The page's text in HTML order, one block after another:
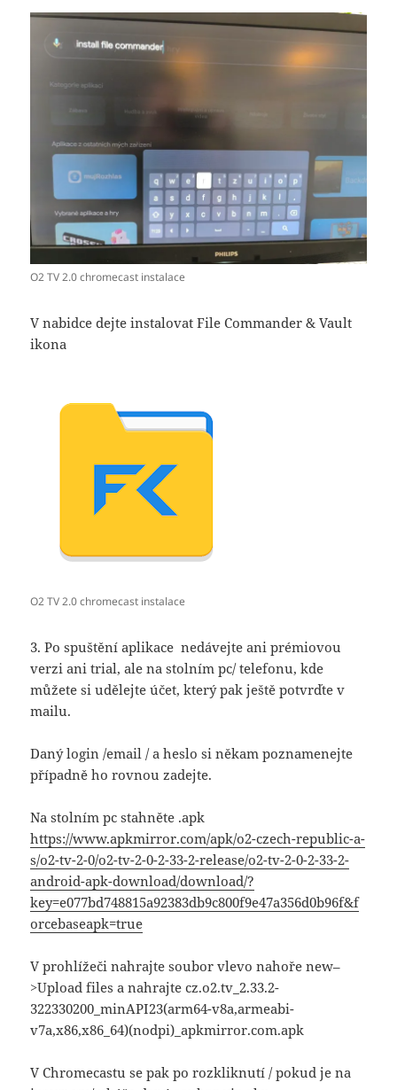
O2 TV 2.0 chromecast instalace
V nabidce dejte instalovat File Commander & Vault
ikona
O2 TV 2.0 chromecast instalace
3. Po spuštění aplikace nedávejte ani prémiovou
verzi ani trial, ale na stolním pc/ telefonu, kde
můžete si udělejte účet, který pak ještě potvrďte v
mailu.
Daný login /email / a heslo si někam poznamenejte
případně ho rovnou zadejte.
Na stolním pc stahněte .apk
https://www.apkmirror.com/apk/o2-czech-republic-a-
s/o2-tv-2-0/o2-tv-2-0-2-33-2-release/o2-tv-2-0-2-33-2-
android-apk-download/download/?
key=e077bd748815a92383db9c800f9e47a356d0b96f&f
orcebaseapk=true
V prohlížeči nahrajte soubor vlevo nahoře new–
>Upload files a nahrajte cz.o2.tv_2.33.2-
322330200_minAPI23(arm64-v8a,armeabi-
v7a,x86,x86_64)(nodpi)_apkmirror.com.apk
V Chromecastu se pak po rozkliknutí / pokud je na